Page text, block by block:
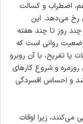
اضطراب و کسالت
رخ می‌دهد. این
روز تا چند هفته
روانی است که
یا تفریح، با آن روبرو
و شروع کارهای
و احساس افسردگی
زیرا اوقات